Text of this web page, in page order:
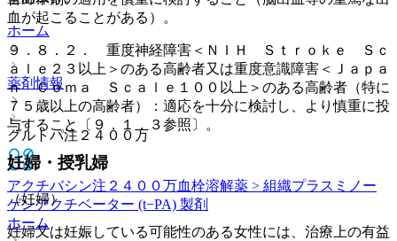
ホーム
薬剤情報
グルトパ注２４００万
アクチバシン注２４００万血栓溶解薬 > 組織プラスミノー
ゲンアクチベーター (t−PA) 製剤
ホーム
血が起こることがある）。
９．８．２． 重度神経障害＜ＮＩＨ Ｓｔｒｏｋｅ Ｓｃ
ａｌｅ２３以上＞のある高齢者又は重度意識障害＜Ｊａｐａ
ｎ Ｃｏｍａ Ｓｃａｌｅ１００以上＞のある高齢者（特に
７５歳以上の高齢者）：適応を十分に検討し、より慎重に投
与すること〔９．１．３参照〕。
妊婦・授乳婦
（妊婦）
妊婦又は妊娠している可能性のある女性には、治療上の有益